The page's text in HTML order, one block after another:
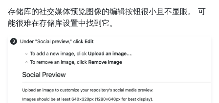
存储库的社交媒体预览图像的编辑按钮很小且不显眼。 可
能很难在存储库设置中找到它。